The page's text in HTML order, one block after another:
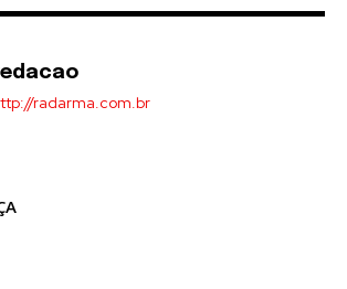
radarma.com.br